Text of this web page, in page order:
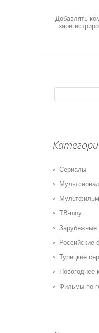
Добавлять
Сериалы
ТВ-шоу
Турецкие
Новогоднее
Фильмы по